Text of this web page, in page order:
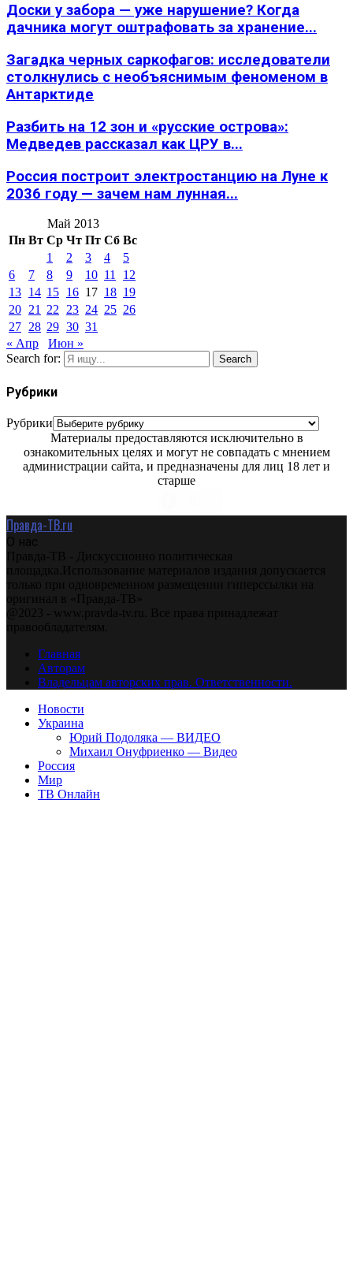
Доски у забора — уже нарушение? Когда
дачника могут оштрафовать за хранение...
Загадка черных саркофагов: исследователи
столкнулись с необъяснимым феноменом в
Антарктиде
Разбить на 12 зон и «русские острова»:
Медведев рассказал как ЦРУ в...
Россия построит электростанцию на Луне к
2036 году — зачем нам лунная...
Май 2013
Пн Вт Ср Чт Пт Сб Вс
1
2 3 4
5
6
7 8 9 10 11
12
13 14 15 16 17 18 19
20 21 22 23 24 25 26
27 28 29 30 31
« Апр
Июн »
Search for:
Search
Рубрики
Рубрики
Материалы предоставляются исключительно в
ознакомительных целях и могут не совпадать с мнением
администрации сайта, и предназначены для лиц 18 лет и
старше
Правда-ТВ.ru
О нас
Правда-ТВ - Дискуссионно политическая
площадка.Использование материалов издания допускается
только при одновременном размещении гиперссылки на
оригинал в «Правда-ТВ»
@2023 - www.pravda-tv.ru. Все права принадлежат
правообладателям.
Главная
Авторам
Владельцам авторских прав. Ответственности.
Новости
Украина
Юрий Подоляка — ВИДЕО
Михаил Онуфриенко — Видео
Россия
Мир
ТВ Онлайн